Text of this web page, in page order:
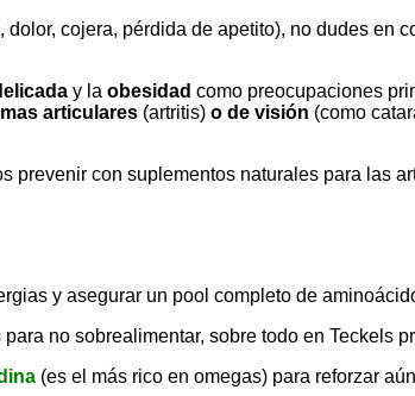
cojera, pérdida de apetito), no dudes en
y la obesidad como preocupaciones
articulares (artritis) o de visión (como
prevenir con suplementos naturales para las
y asegurar un pool completo de
no sobrealimentar, sobre todo en Teckels
(es el más rico en omegas) para reforzar